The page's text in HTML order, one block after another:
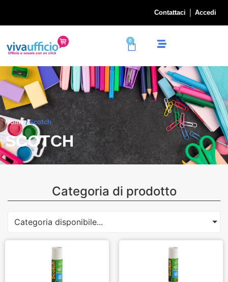
Contattaci Accedi
0
Home/ Scotch
SCOTCH
Categoria di prodotto
Categoria disponibile...